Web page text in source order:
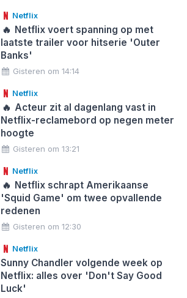
Netflix
🔥 Netflix voert spanning op met
laatste trailer voor hitserie 'Outer
Banks'
Gisteren om 14:14
Netflix
🔥 Acteur zit al dagenlang vast in
Netflix-reclamebord op negen meter
hoogte
Gisteren om 13:21
Netflix
🔥 Netflix schrapt Amerikaanse
'Squid Game' om twee opvallende
redenen
Gisteren om 12:30
Netflix
Sunny Chandler volgende week op
Netflix: alles over 'Don't Say Good
Luck'